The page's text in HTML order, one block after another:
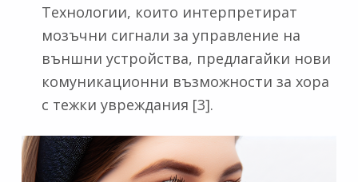
Технологии, които интерпретират
мозъчни сигнали за управление на
външни устройства, предлагайки нови
комуникационни възможности за хора
с тежки увреждания [3].